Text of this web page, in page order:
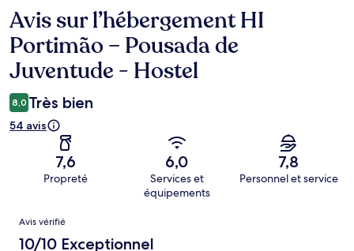
Avis
Avis sur l’hébergement HI
Portimão – Pousada de
Juventude - Hostel
8,0 Très bien
54 avis
7,6
Propreté
6,0
Services et
équipements
7,8
Personnel et service
Avis
Avis vérifié
10/10 Exceptionnel